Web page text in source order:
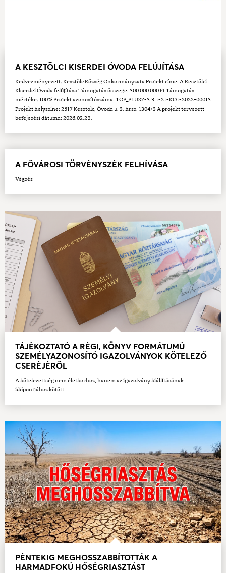
A KESZTÖLCI KISERDEI ÓVODA FELÚJÍTÁSA
Kedvezményezett: Kesztölc Község Önkormányzata Projekt címe: A Kesztölci
Kiserdei Óvoda felújítása Támogatás összege: 300 000 000 Ft Támogatás
mértéke: 100% Projekt azonosítószáma: TOP_PLUSZ-3.3.1-21-KO1-2022-00013
Projekt helyszíne: 2517 Kesztölc, Óvoda u. 3. hrsz. 1304/3 A projekt tervezett
befejezési dátuma: 2026.02.28.
A FŐVÁROSI TÖRVÉNYSZÉK FELHÍVÁSA
Végzés
TÁJÉKOZTATÓ A RÉGI, KÖNYV FORMÁTUMÚ
SZEMÉLYAZONOSÍTÓ IGAZOLVÁNYOK KÖTELEZŐ
CSERÉJÉRŐL
A kötelezettség nem életkorhoz, hanem az igazolvány kiállításának
időpontjához kötött.
PÉNTEKIG MEGHOSSZABBÍTOTTÁK A
HARMADFOKÚ HŐSÉGRIASZTÁST